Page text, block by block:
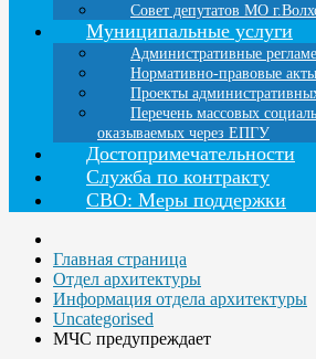
Совет депутатов МО
Муниципальные услуги
Административные
Нормативно-правовые акты
Проекты
Перечень массовых
оказываемых через ЕПГУ
Достопримечательности
Служба по контракту
СВО: Меры поддержки
Главная страница
Отдел архитектуры
Информация отдела архитектуры
Uncategorised
МЧС предупреждает